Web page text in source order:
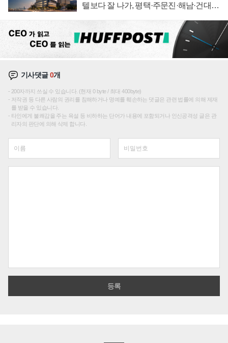
텔보다 잘 나가, 평택·주문진·해남·건대로
기사댓글0개
200자까지 쓰실 수 있습니다. (현재 0 byte / 최대 400byte)
저작권 등 다른 사람의 권리를 침해하거나 명예를 훼손하는 댓글은 관련 법률에 의해 제재
를 받을 수 있습니다.
타인에게 불쾌감을 주는 욕설 등 비하하는 단어가 내용에 포함되거나 인신공격성 글은 관
리자의 판단에 의해 삭제 합니다.